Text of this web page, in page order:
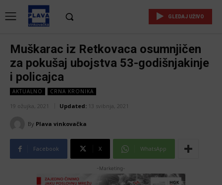
GLEDAJ UŽIVO
Muškarac iz Retkovaca osumnjičen
za pokušaj ubojstva 53-godišnjakinje
i policajca
AKTUALNO CRNA KRONIKA
19 ožujka, 2021 Updated: 13 svibnja, 2021
By Plava vinkovačka
Facebook X WhatsApp
-Marketing-